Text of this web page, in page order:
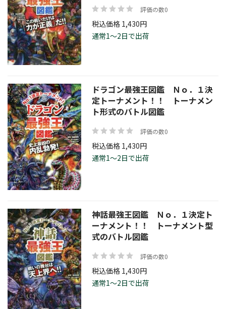
絞り込む
評価の数0
税込価格 1,430円
通常1～2日で出荷
ドラゴン最強王図鑑 Ｎｏ．１決
定トーナメント！！ トーナメン
ト形式のバトル図鑑
評価の数0
税込価格 1,430円
通常1～2日で出荷
神話最強王図鑑 Ｎｏ．１決定ト
ーナメント！！ トーナメント型
式のバトル図鑑
評価の数0
税込価格 1,430円
通常1～2日で出荷